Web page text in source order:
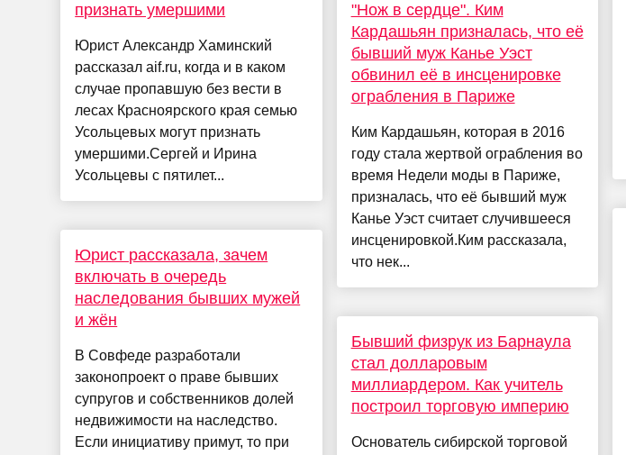
признать умершими
Юрист Александр Хаминский
рассказал aif.ru, когда и в каком
случае пропавшую без вести в
лесах Красноярского края семью
Усольцевых могут признать
умершими.Сергей и Ирина
Усольцевы с пятилет...
Юрист рассказала, зачем
включать в очередь
наследования бывших мужей
и жён
В Совфеде разработали
законопроект о праве бывших
супругов и собственников долей
недвижимости на наследство.
Если инициативу примут, то при
"Нож в сердце". Ким
Кардашьян призналась, что её
бывший муж Канье Уэст
обвинил её в инсценировке
ограбления в Париже
Ким Кардашьян, которая в 2016
году стала жертвой ограбления во
время Недели моды в Париже,
призналась, что её бывший муж
Канье Уэст считает случившееся
инсценировкой.Ким рассказала,
что нек...
Бывший физрук из Барнаула
стал долларовым
миллиардером. Как учитель
построил торговую империю
Основатель сибирской торговой